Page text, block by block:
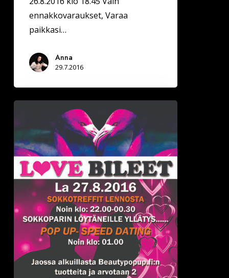
ennakkovaraukset, Varaa
paikkasi…
Anna
29.7.2016
BILEET
SAVONLINNASSA
LA
27.8.